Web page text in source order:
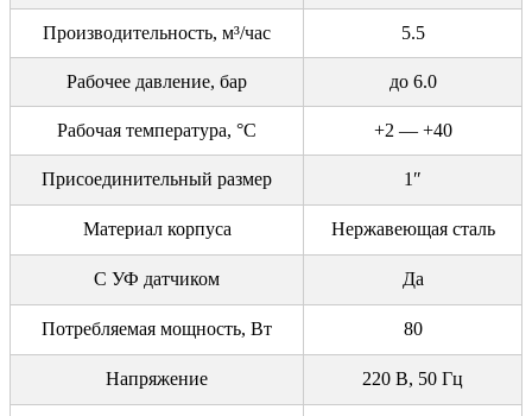
Производительность, м³/час 5.5
Рабочее давление, бар до 6.0
Рабочая температура, °С +2 — +40
Присоединительный размер 1″
Материал корпуса Нержавеющая сталь
С УФ датчиком Да
Потребляемая мощность, Вт 80
Напряжение 220 В, 50 Гц